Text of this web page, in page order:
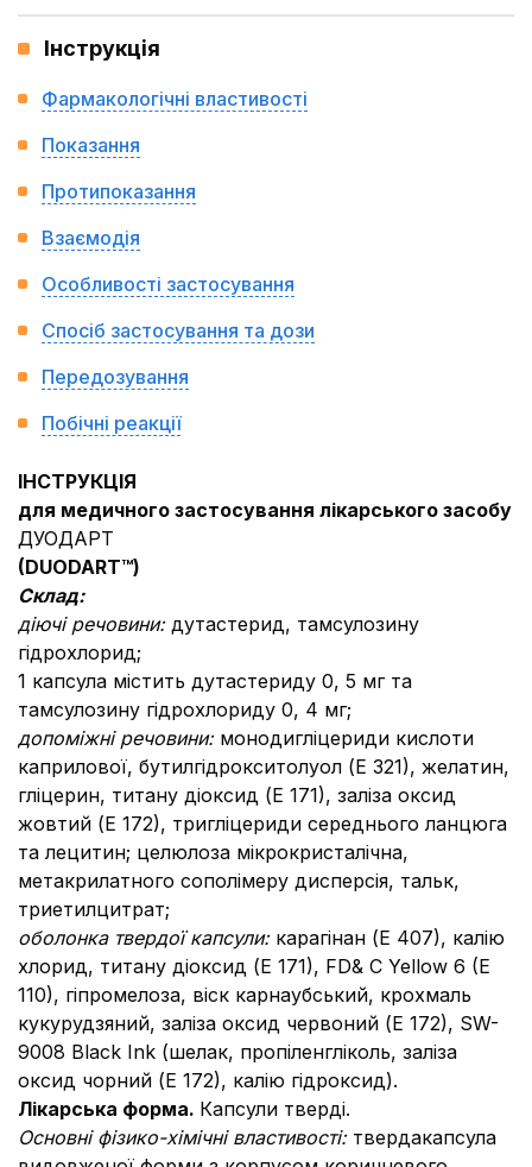
Інструкція
Фармакологічні властивості
Показання
Протипоказання
Взаємодія
Особливості застосування
Спосіб застосування та дози
Передозування
Побічні реакції
ІНСТРУКЦІЯ
для медичного застосування лікарського засобу
ДУОДАРТ
(DUODART™)
Склад:
діючі речовини: дутастерид, тамсулозину
гідрохлорид;
1 капсула містить дутастериду 0, 5 мг та
тамсулозину гідрохлориду 0, 4 мг;
допоміжні речовини: монодигліцериди кислоти
каприлової, бутилгідрокситолуол (Е 321), желатин,
гліцерин, титану діоксид (Е 171), заліза оксид
жовтий (Е 172), тригліцериди середнього ланцюга
та лецитин; целюлоза мікрокристалічна,
метакрилатного сополімеру дисперсія, тальк,
триетилцитрат;
оболонка твердої капсули: карагінан (Е 407), калію
хлорид, титану діоксид (Е 171), FD& C Yellow 6 (E
110), гіпромелоза, віск карнаубський, крохмаль
кукурудзяний, заліза оксид червоний (Е 172), SW-
9008 Black Ink (шелак, пропіленгліколь, заліза
оксид чорний (Е 172), калію гідроксид).
Лікарська форма. Капсули тверді.
Основні фізико-хімічні властивості: твердакапсула